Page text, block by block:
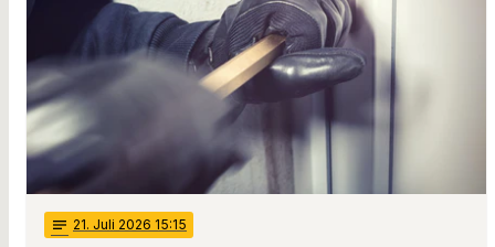
notes 21. Juli 2026 15:15